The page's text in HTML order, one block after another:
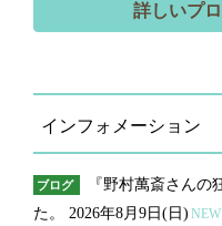
詳しいプ
インフォメーション
ブログ
『野村萬斎さんの
た。 2026年8月9日(日)